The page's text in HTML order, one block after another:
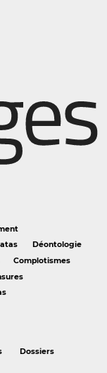
Déontologie
Complotismes
Dossiers